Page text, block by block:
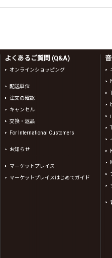
よくあるご質問 (Q&A)
オンラインショッピング
配送単位
注文の確認
キャンセル
交換・返品
For International Customers
お知らせ
マーケットプレイス
マーケットプレイスはじめてガイド